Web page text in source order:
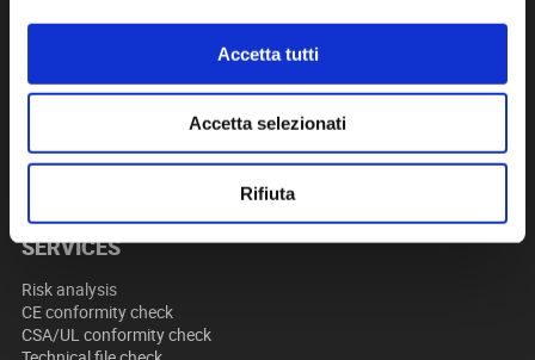
Accetta tutti
Accetta selezionati
Rifiuta
ADVR S.r.l. was founded in 2015 by a team of people with many
automatic machines.
We aim to provide the necessary information and provisions to
ensure operators work safely at all times.
SERVICES
Risk analysis
CE conformity check
CSA/UL conformity check